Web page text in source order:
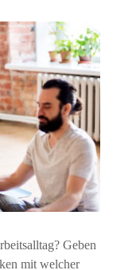
Geben
mit welcher